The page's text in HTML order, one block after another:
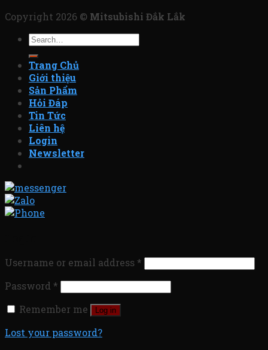
Copyright 2026 © Mitsubishi Đắk Lắk
Search
Trang Chủ
Giới thiệu
Sản Phẩm
Hỏi Đáp
Tin Tức
Liên hệ
Login
Newsletter
Username or email address*
Password*
Remember me
Log in
Lost your password?